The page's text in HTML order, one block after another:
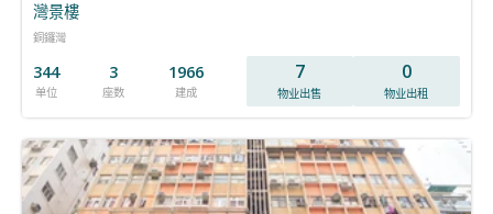
灣景樓
銅鑼灣
344
单位
3
座数
1966
建成
7
物业出售
0
物业出租